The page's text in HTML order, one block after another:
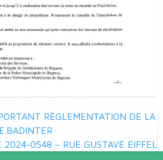
RÈGLEMENTATION DE LA
2024-0548 – RUE GUSTAVE EIFFEL